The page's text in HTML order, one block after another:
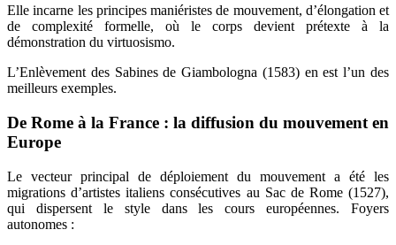
Elle incarne les principes maniéristes de mouvement, d’élongation et
de complexité formelle, où le corps devient prétexte à la
démonstration du virtuosismo.
L’Enlèvement des Sabines de Giambologna (1583) en est l’un des
meilleurs exemples.
De Rome à la France : la diffusion du mouvement en
Europe
Le vecteur principal de déploiement du mouvement a été les
migrations d’artistes italiens consécutives au Sac de Rome (1527),
qui dispersent le style dans les cours européennes. Foyers
autonomes :